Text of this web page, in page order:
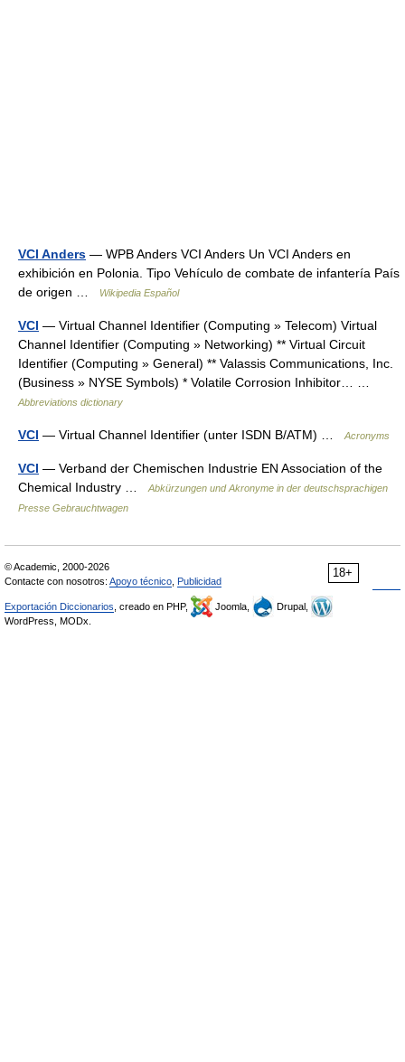
VCI Anders — WPB Anders VCI Anders Un VCI Anders en
exhibición en Polonia. Tipo Vehículo de combate de infantería País
de origen …
Wikipedia Español
VCI — Virtual Channel Identifier (Computing » Telecom) Virtual
Channel Identifier (Computing » Networking) ** Virtual Circuit
Identifier (Computing » General) ** Valassis Communications, Inc.
(Business » NYSE Symbols) * Volatile Corrosion Inhibitor… …
Abbreviations dictionary
VCI — Virtual Channel Identifier (unter ISDN B/ATM) … Acronyms
VCI — Verband der Chemischen Industrie EN Association of the
Chemical Industry …
Abkürzungen und Akronyme in der deutschsprachigen
Presse Gebrauchtwagen
18+
© Academic, 2000-2026
Contacte con nosotros: Apoyo técnico Publicidad
Exportación Diccionarios , creado en PHP, Joomla,
Drupal,
WordPress, MODx.